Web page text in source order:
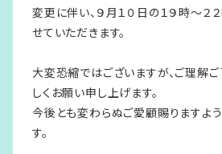
変更に伴い、９月１０日の１９時～２
せていただきます。
大変恐縮ではございますが、ご理解
しくお願い申し上げます。
今後とも変わらぬご愛顧賜りますよ
す。